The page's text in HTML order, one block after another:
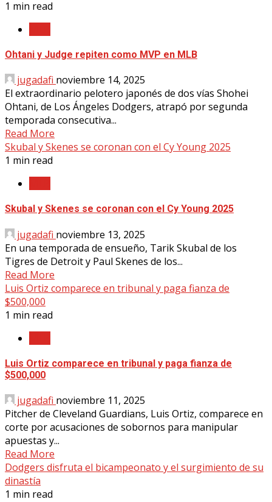
1 min read
Ohtani y Judge repiten como MVP en MLB
jugadafi noviembre 14, 2025
El extraordinario pelotero japonés de dos vías Shohei
Ohtani, de Los Ángeles Dodgers, atrapó por segunda
temporada consecutiva...
Read More
Skubal y Skenes se coronan con el Cy Young 2025
1 min read
Skubal y Skenes se coronan con el Cy Young 2025
jugadafi noviembre 13, 2025
En una temporada de ensueño, Tarik Skubal de los
Tigres de Detroit y Paul Skenes de los...
Read More
Luis Ortiz comparece en tribunal y paga fianza de
$500,000
1 min read
Luis Ortiz comparece en tribunal y paga fianza de
$500,000
jugadafi noviembre 11, 2025
Pitcher de Cleveland Guardians, Luis Ortiz, comparece en
corte por acusaciones de sobornos para manipular
apuestas y...
Read More
Dodgers disfruta el bicampeonato y el surgimiento de su
dinastía
1 min read